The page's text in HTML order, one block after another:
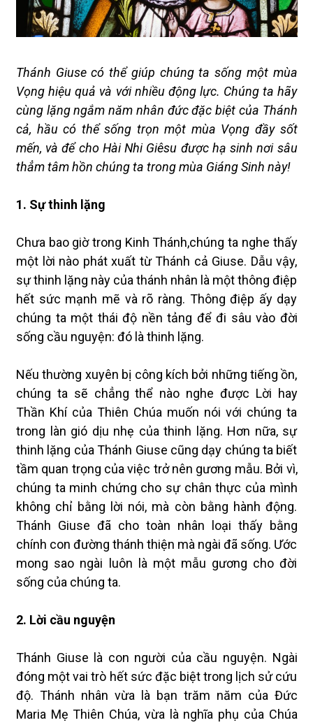
Thánh Giuse có thể giúp chúng ta sống một mùa
Vọng hiệu quả và với nhiều động lực. Chúng ta hãy
cùng lặng ngắm năm nhân đức đặc biệt của Thánh
cả, hầu có thể sống trọn một mùa Vọng đầy sốt
mến, và để cho Hài Nhi Giêsu được hạ sinh nơi sâu
thẳm tâm hồn chúng ta trong mùa Giáng Sinh này!
1. Sự thinh lặng
Chưa bao giờ trong Kinh Thánh,chúng ta nghe thấy
một lời nào phát xuất từ Thánh cả Giuse. Dẫu vậy,
sự thinh lặng này của thánh nhân là một thông điệp
hết sức mạnh mẽ và rõ ràng. Thông điệp ấy dạy
chúng ta một thái độ nền tảng để đi sâu vào đời
sống cầu nguyện: đó là thinh lặng.
Nếu thường xuyên bị công kích bởi những tiếng ồn,
chúng ta sẽ chẳng thể nào nghe được Lời hay
Thần Khí của Thiên Chúa muốn nói với chúng ta
trong làn gió dịu nhẹ của thinh lặng. Hơn nữa, sự
thinh lặng của Thánh Giuse cũng dạy chúng ta biết
tầm quan trọng của việc trở nên gương mẫu. Bởi vì,
chúng ta minh chứng cho sự chân thực của mình
không chỉ bằng lời nói, mà còn bằng hành động.
Thánh Giuse đã cho toàn nhân loại thấy bằng
chính con đường thánh thiện mà ngài đã sống. Ước
mong sao ngài luôn là một mẫu gương cho đời
sống của chúng ta.
2. Lời cầu nguyện
Thánh Giuse là con người của cầu nguyện. Ngài
đóng một vai trò hết sức đặc biệt trong lịch sử cứu
độ. Thánh nhân vừa là bạn trăm năm của Đức
Maria Mẹ Thiên Chúa, vừa là nghĩa phụ của Chúa